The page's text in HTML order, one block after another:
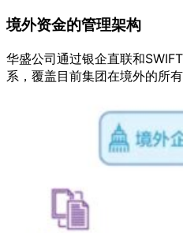
境外资金的管理架构
华盛公司通过银企直联和
系，覆盖目前集团在境外的所有